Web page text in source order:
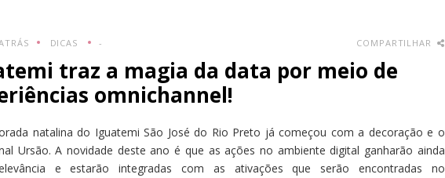
DICAS - COMPARTILHAR
traz a magia da data por meio de
omnichannel!
natalina do Iguatemi São José do Rio Preto já começou com a decoração e o
Ursão. A novidade deste ano é que as ações no ambiente digital ganharão ainda
e estarão integradas com as ativações que serão encontradas no